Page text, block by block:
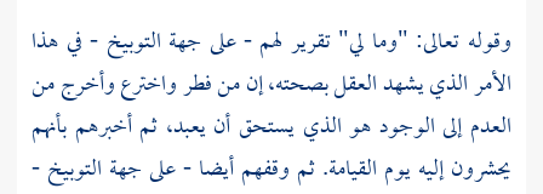
وقوله تعالى: "وما لي" تقرير لهم - على جهة التوبيخ - في هذا
الأمر الذي يشهد العقل بصحته، إن من فطر واخترع وأخرج من
العدم إلى الوجود هو الذي يستحق أن يعبد، ثم أخبرهم بأنهم
يحشرون إليه يوم القيامة. ثم وقفهم أيضا - على جهة التوبيخ -